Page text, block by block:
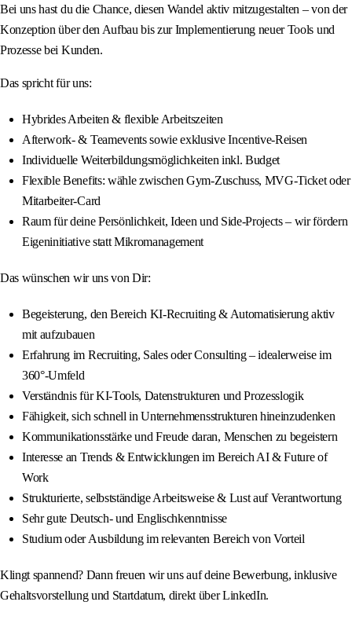
Bei uns hast du die Chance, diesen Wandel aktiv mitzugestalten – von der
Konzeption über den Aufbau bis zur Implementierung neuer Tools und
Prozesse bei Kunden.
Das spricht für uns:
Hybrides Arbeiten & flexible Arbeitszeiten
Afterwork- & Teamevents sowie exklusive Incentive-Reisen
Individuelle Weiterbildungsmöglichkeiten inkl. Budget
Flexible Benefits: wähle zwischen Gym-Zuschuss, MVG-Ticket oder
Mitarbeiter-Card
Raum für deine Persönlichkeit, Ideen und Side-Projects – wir fördern
Eigeninitiative statt Mikromanagement
Das wünschen wir uns von Dir:
Begeisterung, den Bereich KI-Recruiting & Automatisierung aktiv
mit aufzubauen
Erfahrung im Recruiting, Sales oder Consulting – idealerweise im
360°-Umfeld
Verständnis für KI-Tools, Datenstrukturen und Prozesslogik
Fähigkeit, sich schnell in Unternehmensstrukturen hineinzudenken
Kommunikationsstärke und Freude daran, Menschen zu begeistern
Interesse an Trends & Entwicklungen im Bereich AI & Future of
Work
Strukturierte, selbstständige Arbeitsweise & Lust auf Verantwortung
Sehr gute Deutsch- und Englischkenntnisse
Studium oder Ausbildung im relevanten Bereich von Vorteil
Klingt spannend? Dann freuen wir uns auf deine Bewerbung, inklusive
Gehaltsvorstellung und Startdatum, direkt über LinkedIn.